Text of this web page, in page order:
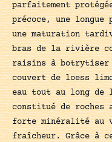
parfaitement
précoce, une longue
une maturation
bras de la rivière
raisins à
couvert de loess
eau tout au long de
constitué de roches
forte minéralité au
fraîcheur. Grâce à